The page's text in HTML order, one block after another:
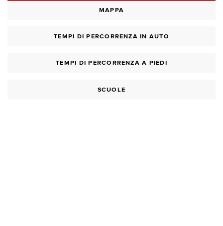
MAPPA
TEMPI DI PERCORRENZA IN AUTO
TEMPI DI PERCORRENZA A PIEDI
SCUOLE